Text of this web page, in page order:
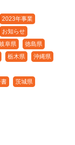
2023年事業
お知らせ
阜県
徳島県
栃木県
沖縄県
茨城県